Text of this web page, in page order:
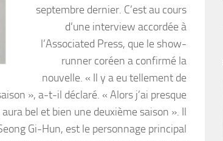
septembre dernier. C’est au cours
d’une interview accordée à
l’Associated Press, que le show-
runner coréen a confirmé la
nouvelle. « Il y a eu tellement de
», a-t-il déclaré. « Alors j’ai presque
bel et bien une deuxième saison ». Il
Gi-Hun, est le personnage principal